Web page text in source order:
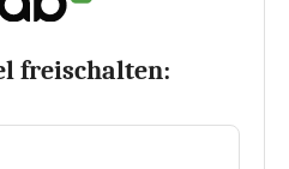
freischalten: